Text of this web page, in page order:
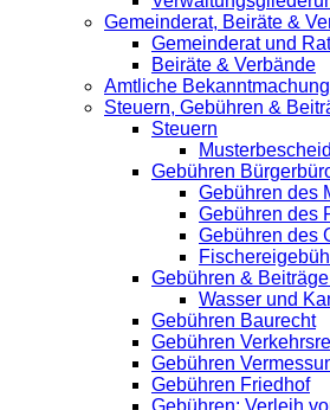
Gemeinderat, Beiräte &
Gemeinderat und
Beiräte & Verbände
Amtliche
Steuern, Gebühren &
Steuern
Gebühren
Gebühren des
Gebühren des
Gebühren des
Gebühren &
Wasser und
Gebühren Baurecht
Gebühren
Gebühren
Gebühren Friedhof
Gebühren: Verleih